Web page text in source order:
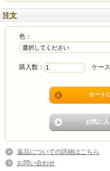
注文
色：
購入数： ケース
返品についての詳細はこちら
お問い合わせ